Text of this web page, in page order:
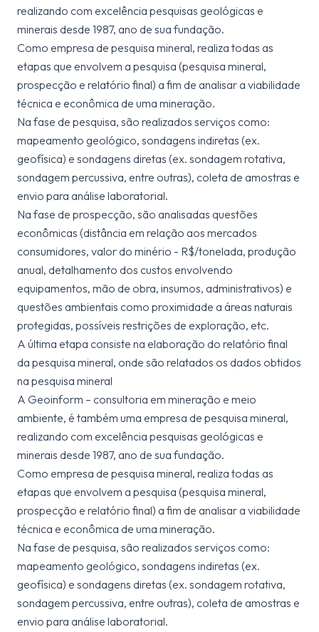
realizando com excelência pesquisas geológicas e
minerais desde 1987, ano de sua fundação.
Como empresa de pesquisa mineral, realiza todas as
etapas que envolvem a pesquisa (pesquisa mineral,
prospecção e relatório final) a fim de analisar a viabilidade
técnica e econômica de uma mineração.
Na fase de pesquisa, são realizados serviços como:
mapeamento geológico, sondagens indiretas (ex.
geofísica) e sondagens diretas (ex. sondagem rotativa,
sondagem percussiva, entre outras), coleta de amostras e
envio para análise laboratorial.
Na fase de prospecção, são analisadas questões
econômicas (distância em relação aos mercados
consumidores, valor do minério - R$/tonelada, produção
anual, detalhamento dos custos envolvendo
equipamentos, mão de obra, insumos, administrativos) e
questões ambientais como proximidade a áreas naturais
protegidas, possíveis restrições de exploração, etc.
A última etapa consiste na elaboração do relatório final
da pesquisa mineral, onde são relatados os dados obtidos
na pesquisa mineral
A Geoinform – consultoria em mineração e meio
ambiente, é também uma empresa de pesquisa mineral,
realizando com excelência pesquisas geológicas e
minerais desde 1987, ano de sua fundação.
Como empresa de pesquisa mineral, realiza todas as
etapas que envolvem a pesquisa (pesquisa mineral,
prospecção e relatório final) a fim de analisar a viabilidade
técnica e econômica de uma mineração.
Na fase de pesquisa, são realizados serviços como:
mapeamento geológico, sondagens indiretas (ex.
geofísica) e sondagens diretas (ex. sondagem rotativa,
sondagem percussiva, entre outras), coleta de amostras e
envio para análise laboratorial.